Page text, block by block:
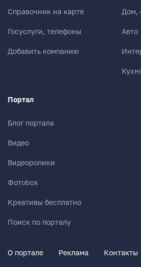
Справочник на карте
Госуслуги, телефоны
Добавить компанию
Дом,
Авто
Портал
Блог портала
Видео
Видеоролики
Фотоbox
Креативы бесплатно
Поиск по порталу
О портале Реклама Контакты